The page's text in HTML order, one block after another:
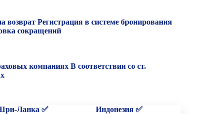
возврат Регистрация в системе бронирования
сокращений
компаниях В соответствии со ст.
Ланка ✅
Индонезия ✅